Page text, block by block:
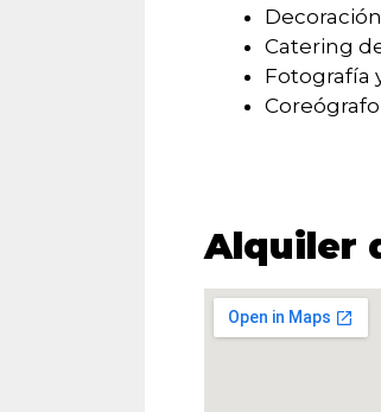
Catering
Fotografía
Alquiler